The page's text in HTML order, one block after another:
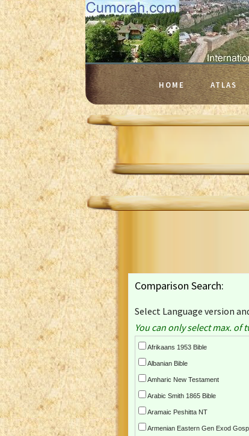
HOME ATLAS
Comparison Search:
Select Language version
You can only select max. of
Afrikaans 1953 Bible
Albanian Bible
Amharic New Testament
Arabic Smith 1865 Bible
Aramaic Peshitta NT
Armenian Eastern Gen Exod Gosp